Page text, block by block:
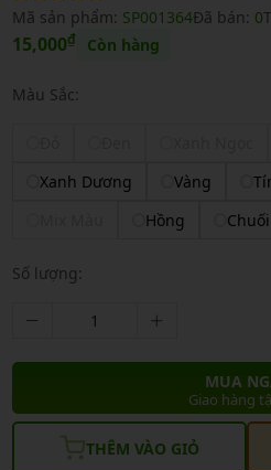
Mã sản phẩm: SP001364Đã bán: 0
15,000₫ Còn hàng
Màu Sắc:
Xanh Dương
Vàng
Hồng Chuối
Số lượng:
MUA
Giao hàng
THÊM VÀO GIỎ